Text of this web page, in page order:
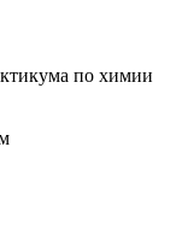
по химии